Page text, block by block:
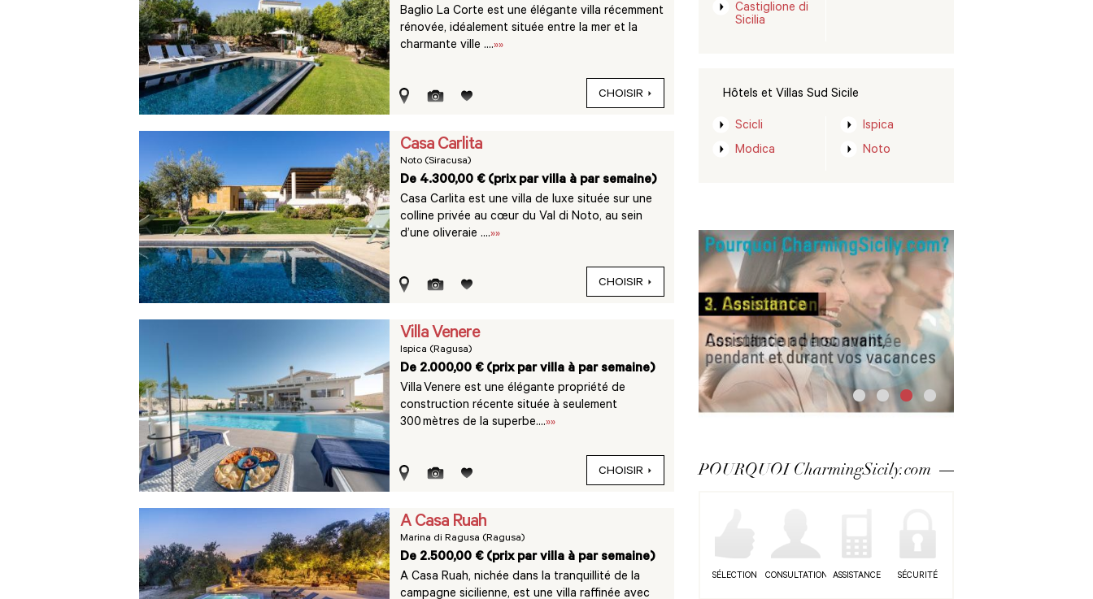
Baglio La Corte est une élégante villa récemment
rénovée, idéalement située entre la mer et la
charmante ville ....»»
CHOISIR
Casa Carlita
Noto (Siracusa)
De 4.300,00 € (prix par villa à par semaine)
Casa Carlita est une villa de luxe située sur une
colline privée au cœur du Val di Noto, au sein
d’une oliveraie ....»»
CHOISIR
Villa Venere
Ispica (Ragusa)
De 2.000,00 € (prix par villa à par semaine)
Villa Venere est une élégante propriété de
construction récente située à seulement
300 mètres de la superbe....»»
CHOISIR
A Casa Ruah
Marina di Ragusa (Ragusa)
De 2.500,00 € (prix par villa à par semaine)
A Casa Ruah, nichée dans la tranquillité de la
campagne sicilienne, est une villa raffinée avec
Castiglione di
Sicilia
Hôtels et Villas Sud Sicile
Scicli
Modica
Ispica
Noto
POURQUOI CharmingSicily.com
SÉLECTION CONSULTATION ASSISTANCE SÉCURITÉ